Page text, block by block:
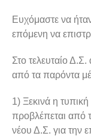
Ευχόμαστε να
επόμενη να
Στο τελευταίο
από τα παρόντα
1) Ξεκινά η
προβλέπεται από
νέου Δ.Σ. για την